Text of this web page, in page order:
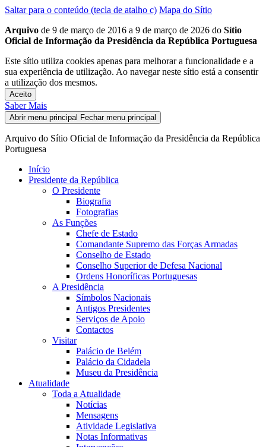
Saltar para o conteúdo (tecla de atalho c) Mapa do Sítio
Arquivo de 9 de março de 2016 a 9 de março de 2026 do Sítio
Oficial de Informação da Presidência da República Portuguesa
Este sítio utiliza cookies apenas para melhorar a funcionalidade e a
sua experiência de utilização. Ao navegar neste sítio está a consentir
a utilização dos mesmos.
Aceito
Saber Mais
Abrir menu principal Fechar menu principal
Arquivo do Sítio Oficial de Informação da Presidência da República
Portuguesa
Início
Presidente da República
O Presidente
Biografia
Fotografias
As Funções
Chefe de Estado
Comandante Supremo das Forças Armadas
Conselho de Estado
Conselho Superior de Defesa Nacional
Ordens Honoríficas Portuguesas
A Presidência
Símbolos Nacionais
Antigos Presidentes
Serviços de Apoio
Contactos
Visitar
Palácio de Belém
Palácio da Cidadela
Museu da Presidência
Atualidade
Toda a Atualidade
Notícias
Mensagens
Atividade Legislativa
Notas Informativas